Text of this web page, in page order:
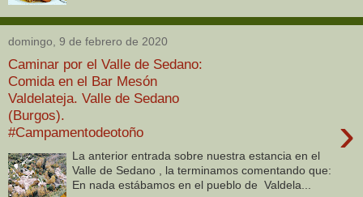
domingo, 9 de febrero de 2020
Caminar por el Valle de Sedano:
Comida en el Bar Mesón
Valdelateja. Valle de Sedano
(Burgos).
#Campamentodeotoño
›
La anterior entrada sobre nuestra estancia en el
Valle de Sedano , la terminamos comentando que:
En nada estábamos en el pueblo de Valdela...